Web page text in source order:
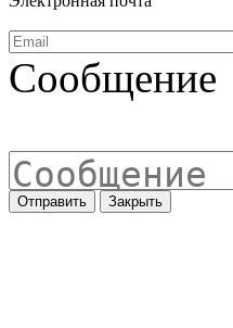
Сообщение
Отправить Закрыть